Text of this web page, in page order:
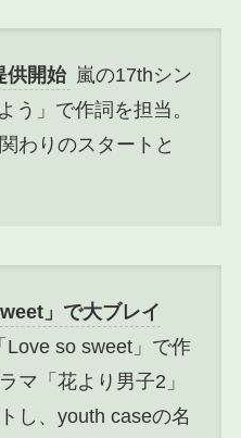
供開始 嵐の17thシン
う」で作詞を担当。
わりのスタートと
」で大ブレイ
Love so sweet」で作
マ「花より男子2」
し、youth caseの名